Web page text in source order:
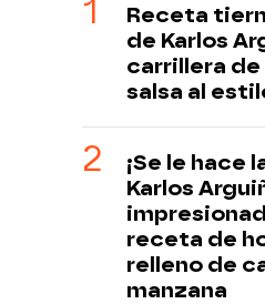
Receta
de Karlos
carrillera
salsa al
¡Se le hace
Karlos
receta de
relleno de
manzana